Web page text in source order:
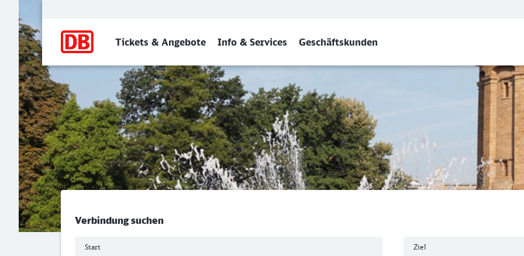
Tickets & Angebote Info & Services Geschäftskunden
Wittlich Hbf - Mannheim Hbf
Verbindung suchen
Start Ziel